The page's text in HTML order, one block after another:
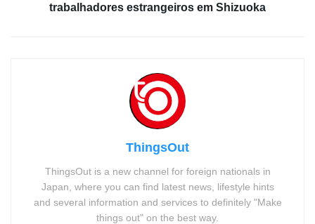
trabalhadores estrangeiros em Shizuoka
ThingsOut
ThingsOut is a new channel for foreign nationals in
Japan, where you can find latest news, lifestyle hints
and several information and services to definitely "Make
things out" on the best way.